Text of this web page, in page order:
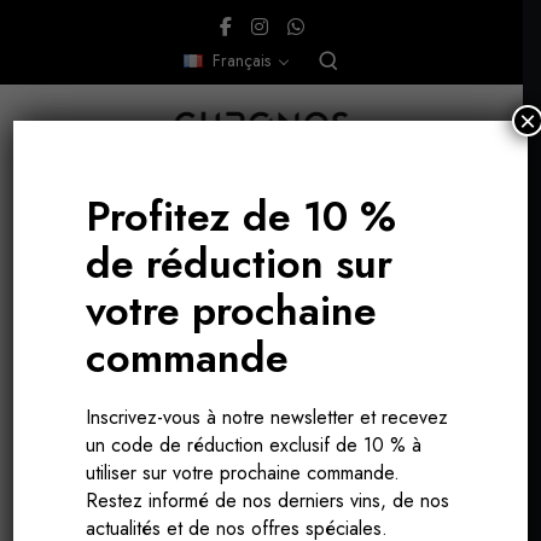
Français
Voyages
Profitez de 10 %
de réduction sur
votre prochaine
commande
Inscrivez-vous à notre newsletter et recevez
un code de réduction exclusif de 10 % à
utiliser sur votre prochaine commande.
Restez informé de nos derniers vins, de nos
actualités et de nos offres spéciales.
×